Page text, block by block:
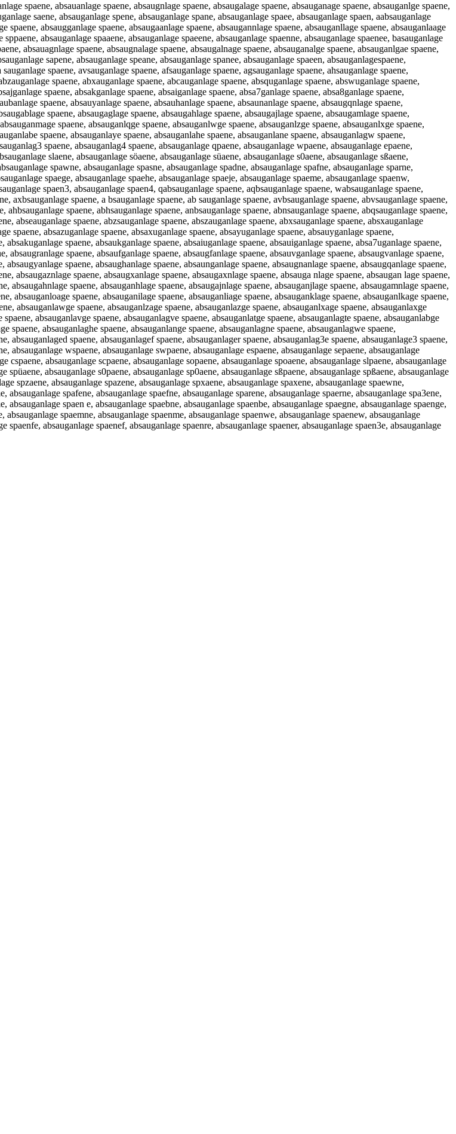
spaene, absauanlage spaene, absaugnlage spaene, absaugalage spaene, absauganage spaene, absauganlge spaene,
saene, absauganlage spene, absauganlage spane, absauganlage spaee, absauganlage spaen, aabsauganlage
spaene, absaugganlage spaene, absaugaanlage spaene, absaugannlage spaene, absauganllage spaene, absauganlaage
absauganlage spaaene, absauganlage spaeene, absauganlage spaenne, absauganlage spaenee, basauganlage
absauagnlage spaene, absaugnalage spaene, absaugalnage spaene, absauganalge spaene, absauganlgae spaene,
sapene, absauganlage speane, absauganlage spanee, absauganlage spaeen, absauganlagespaene,
spaene, avsauganlage spaene, afsauganlage spaene, agsauganlage spaene, ahsauganlage spaene,
spaene, abxauganlage spaene, abcauganlage spaene, absquganlage spaene, abswuganlage spaene,
spaene, absakganlage spaene, absaiganlage spaene, absa7ganlage spaene, absa8ganlage spaene,
spaene, absauyanlage spaene, absauhanlage spaene, absaunanlage spaene, absaugqnlage spaene,
spaene, absaugaglage spaene, absaugahlage spaene, absaugajlage spaene, absaugamlage spaene,
spaene, absauganlqge spaene, absauganlwge spaene, absauganlzge spaene, absauganlxge spaene,
spaene, absauganlaye spaene, absauganlahe spaene, absauganlane spaene, absauganlagw spaene,
spaene, absauganlag4 spaene, absauganlage qpaene, absauganlage wpaene, absauganlage epaene,
slaene, absauganlage söaene, absauganlage süaene, absauganlage s0aene, absauganlage sßaene,
spawne, absauganlage spasne, absauganlage spadne, absauganlage spafne, absauganlage sparne,
spaege, absauganlage spaehe, absauganlage spaeje, absauganlage spaeme, absauganlage spaenw,
spaen3, absauganlage spaen4, qabsauganlage spaene, aqbsauganlage spaene, wabsauganlage spaene,
axbsauganlage spaene, a bsauganlage spaene, ab sauganlage spaene, avbsauganlage spaene, abvsauganlage spaene,
spaene, abhsauganlage spaene, anbsauganlage spaene, abnsauganlage spaene, abqsauganlage spaene,
abseauganlage spaene, abzsauganlage spaene, abszauganlage spaene, abxsauganlage spaene, absxauganlage
spaene, absazuganlage spaene, absaxuganlage spaene, absayuganlage spaene, absauyganlage spaene,
spaene, absaukganlage spaene, absaiuganlage spaene, absauiganlage spaene, absa7uganlage spaene,
absaugranlage spaene, absaufganlage spaene, absaugfanlage spaene, absauvganlage spaene, absaugvanlage spaene,
spaene, absaughanlage spaene, absaunganlage spaene, absaugnanlage spaene, absaugqanlage spaene,
absaugaznlage spaene, absaugxanlage spaene, absaugaxnlage spaene, absauga nlage spaene, absaugan lage spaene,
absaugahnlage spaene, absauganhlage spaene, absaugajnlage spaene, absauganjlage spaene, absaugamnlage spaene,
absauganloage spaene, absauganilage spaene, absauganliage spaene, absauganklage spaene, absauganlkage spaene,
absauganlawge spaene, absauganlzage spaene, absauganlazge spaene, absauganlxage spaene, absauganlaxge
absauganlavge spaene, absauganlagve spaene, absauganlatge spaene, absauganlagte spaene, absauganlabge
spaene, absauganlaghe spaene, absauganlange spaene, absauganlagne spaene, absauganlagwe spaene,
absauganlaged spaene, absauganlagef spaene, absauganlager spaene, absauganlag3e spaene, absauganlage3 spaene,
absauganlage wspaene, absauganlage swpaene, absauganlage espaene, absauganlage sepaene, absauganlage
cspaene, absauganlage scpaene, absauganlage sopaene, absauganlage spoaene, absauganlage slpaene, absauganlage
absauganlage s0paene, absauganlage sp0aene, absauganlage sßpaene, absauganlage spßaene, absauganlage
spzaene, absauganlage spazene, absauganlage spxaene, absauganlage spaxene, absauganlage spaewne,
absauganlage spafene, absauganlage spaefne, absauganlage sparene, absauganlage spaerne, absauganlage spa3ene,
spaen e, absauganlage spaebne, absauganlage spaenbe, absauganlage spaegne, absauganlage spaenge,
spaemne, absauganlage spaenme, absauganlage spaenwe, absauganlage spaenew, absauganlage
spaenfe, absauganlage spaenef, absauganlage spaenre, absauganlage spaener, absauganlage spaen3e, absauganlage